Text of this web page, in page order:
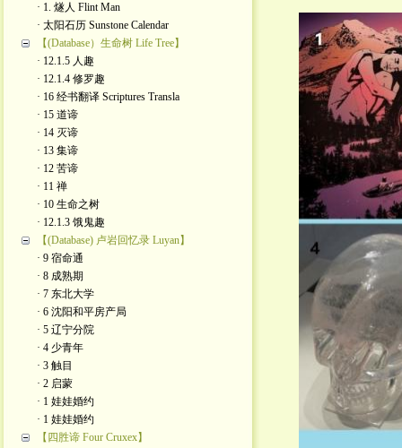
· 1. 燧人 Flint Man
· 太阳石历 Sunstone Calendar
【(Database）生命树 Life Tree】
· 12.1.5 人趣
· 12.1.4 修罗趣
· 16 经书翻译 Scriptures Transla
· 15 道谛
· 14 灭谛
· 13 集谛
· 12 苦谛
· 11 禅
· 10 生命之树
· 12.1.3 饿鬼趣
【(Database) 卢岩回忆录 Luyan】
· 9 宿命通
· 8 成熟期
· 7 东北大学
· 6 沈阳和平房产局
· 5 辽宁分院
· 4 少青年
· 3 触目
· 2 启蒙
· 1 娃娃婚约
· 1 娃娃婚约
【四胜谛 Four Cruxex】